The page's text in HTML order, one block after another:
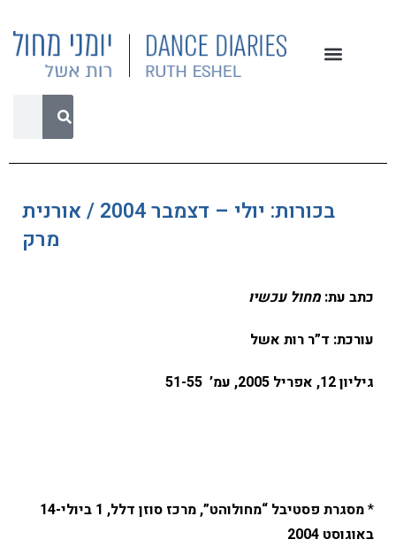
בכורות: יולי – דצמבר 2004 / אורנית
מרק
כתב עת: מחול עכשיו
עורכת: ד”ר רות אשל
גיליון 12, אפריל 2005, עמ’
51-55
*
מסגרת פסטיבל “מחולוהט”, מרכז סוזן דלל, 1 ביולי-14
באוגוסט 2004